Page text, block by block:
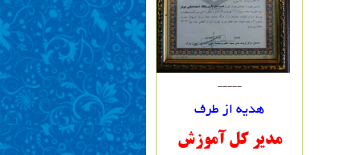
-----
هدیه از طرف
مدیر کل آموزش